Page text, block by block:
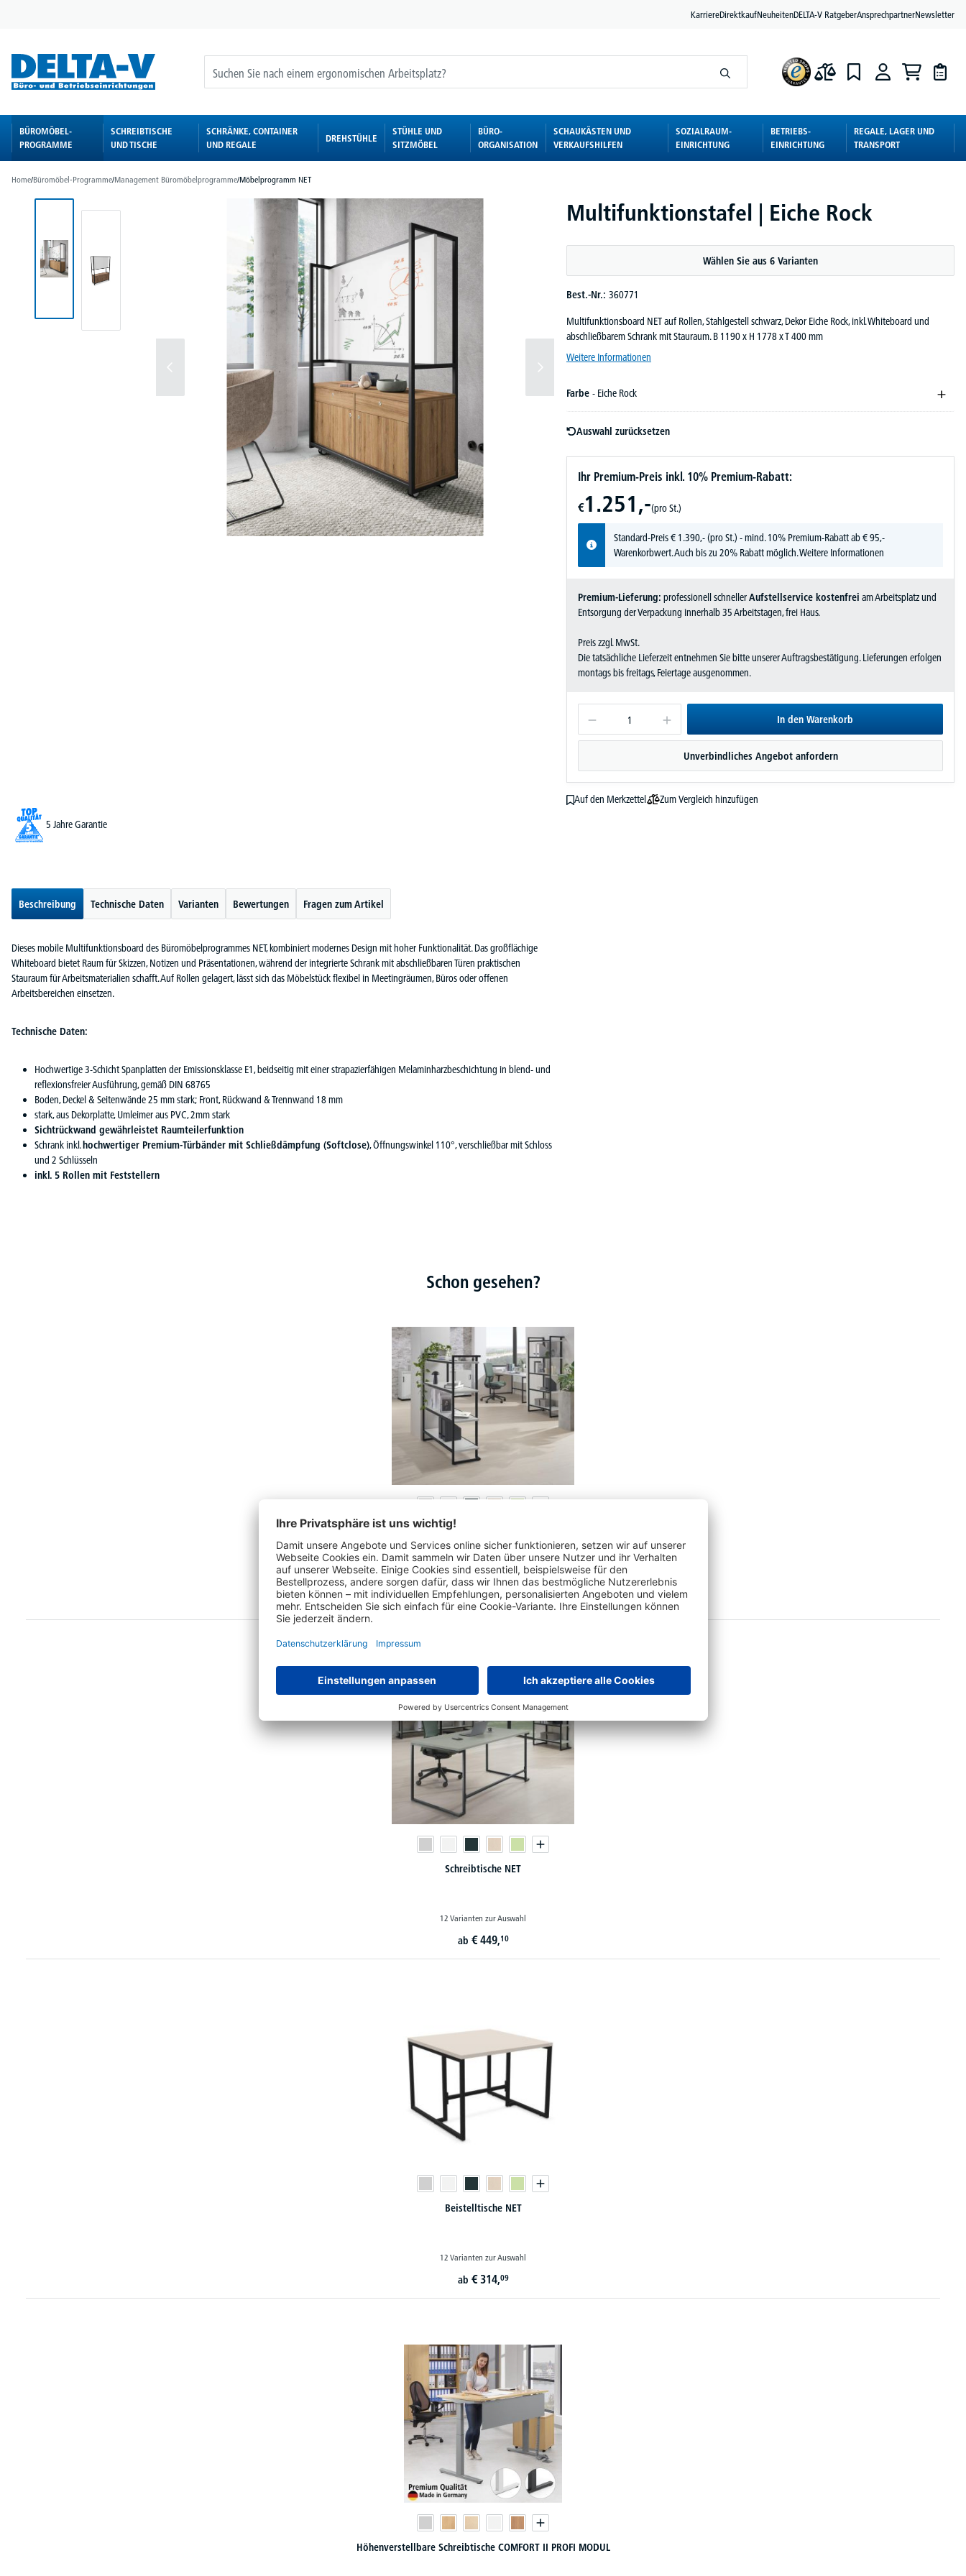
KarriereDirektkaufNeuheitenDELTA-V RatgeberAnsprechpartnerNewsletter
BÜROMÖBEL-
PROGRAMME
SCHREIBTISCHE
UND TISCHE
SCHRÄNKE, CONTAINER
UND REGALE
DREHSTÜHLE
STÜHLE UND
SITZMÖBEL
BÜRO-
ORGANISATION
SCHAUKÄSTEN UND
VERKAUFSHILFEN
SOZIALRAUM-
EINRICHTUNG
BETRIEBS-
EINRICHTUNG
REGALE, LAGER UND
TRANSPORT
Home/Büromöbel-Programme/Management Büromöbelprogramme/Möbelprogramm NET
Multifunktionstafel | Eiche Rock
Wählen Sie aus 6 Varianten
Best.-Nr.: 360771
Multifunktionsboard NET auf Rollen, Stahlgestell schwarz, Dekor Eiche Rock, inkl. Whiteboard und
abschließbarem Schrank mit Stauraum. B 1190 x H 1778 x T 400 mm
Weitere Informationen
Farbe - Eiche Rock
Auswahl zurücksetzen
Ihr Premium-Preis inkl. 10% Premium-Rabatt:
€1.251,-(pro St.)
Standard-Preis€ 1.390,-(pro St.) - mind. 10% Premium-Rabatt ab € 95,-
Warenkorbwert. Auch bis zu 20% Rabatt möglich.Weitere Informationen
Premium-Lieferung: professionell schnellerAufstellservice kostenfrei am Arbeitsplatz und
Entsorgung der Verpackung innerhalb 35 Arbeitstagen, frei Haus.
Preis zzgl. MwSt.
Die tatsächliche Lieferzeit entnehmen Sie bitte unserer Auftragsbestätigung. Lieferungen erfolgen
montags bis freitags, Feiertage ausgenommen.
In den Warenkorb
Unverbindliches Angebot anfordern
Auf den Merkzettel
Zum Vergleich hinzufügen
5 Jahre Garantie
Beschreibung Technische Daten Varianten Bewertungen Fragen zum Artikel
Dieses mobile Multifunktionsboard des Büromöbelprogrammes NET, kombiniert modernes Design mit hoher Funktionalität. Das großflächige
Whiteboard bietet Raum für Skizzen, Notizen und Präsentationen, während der integrierte Schrank mit abschließbaren Türen praktischen
Stauraum für Arbeitsmaterialien schafft. Auf Rollen gelagert, lässt sich das Möbelstück flexibel in Meetingräumen, Büros oder offenen
Arbeitsbereichen einsetzen.
Technische Daten:
Hochwertige 3-Schicht Spanplatten der Emissionsklasse E1, beidseitig mit einer strapazierfähigen Melaminharzbeschichtung in blend- und
reflexionsfreier Ausführung, gemäß DIN 68765
Boden, Deckel & Seitenwände 25 mm stark; Front, Rückwand & Trennwand 18 mm
stark, aus Dekorplatte, Umleimer aus PVC, 2mm stark
Sichtrückwand gewährleistet Raumteilerfunktion
Schrank inkl.hochwertiger Premium-Türbänder mit Schließdämpfung (Softclose), Öffnungswinkel 110°, verschließbar mit Schloss
und 2 Schlüsseln
inkl. 5 Rollen mit Feststellern
Schon gesehen?
Büroregale NET
48 Varianten zur Auswahl
ab€ 314,10
Schreibtische NET
12 Varianten zur Auswahl
ab € 449,10
Beistelltische NET
12 Varianten zur Auswahl
ab € 314,09
Höhenverstellbare Schreibtische COMFORT II PROFI MODUL